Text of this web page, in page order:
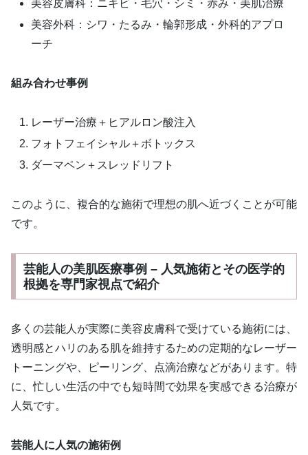
美容皮膚科：ニキビ・毛穴・シミ・赤み・美肌治療
美容外科：シワ・たるみ・輪郭形成・外科的アプロ
ーチ
組み合わせ事例
レーザー治療＋ヒアルロン酸注入
フォトフェイシャル＋ボトックス
ダーマペン＋スレッドリフト
このように、複合的な施術で理想の肌へ近づくことが可能
です。
芸能人の美肌医療事例 – 人気施術とその医学的
根拠を専門家視点で紹介
多くの芸能人が実際に美容皮膚科で受けている施術には、
透明感とハリのある肌を維持するための定期的なレーザー
トーニングや、ピーリング、点滴治療などがあります。特
に、忙しい生活の中でも短時間で効果を実感できる治療が
人気です。
芸能人に人気の施術例